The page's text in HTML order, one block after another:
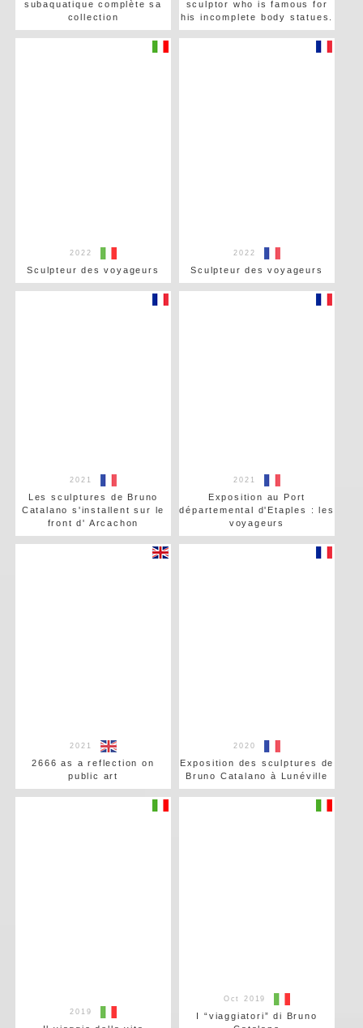
subaquatique complète sa
collection
sculptor who is famous for
his incomplete body statues.
2022
Sculpteur des voyageurs
2022
Sculpteur des voyageurs
2021
Les sculptures de Bruno
Catalano s'installent sur le
front d' Arcachon
2021
Exposition au Port
départemental d'Etaples : les
voyageurs
2021
2666 as a reflection on
public art
2020
Exposition des sculptures de
Bruno Catalano à Lunéville
2019
Oct 2019
I “viaggiatori” di Bruno